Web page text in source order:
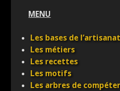
MENU
Les bases de l’artisanat
Les métiers
Les recettes
Les motifs
Les arbres de